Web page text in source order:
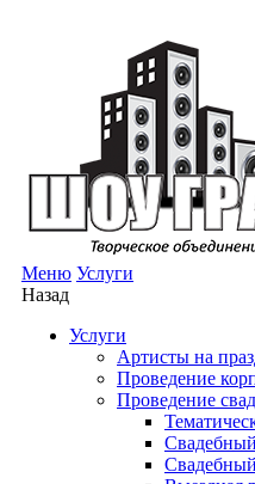
Меню Услуги
Назад
Услуги
Артисты на
Проведение
Проведение